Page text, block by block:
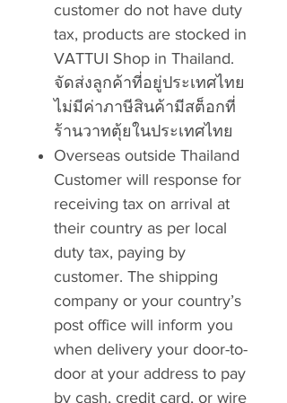
customer do not have duty
tax, products are stocked in
VATTUI Shop in Thailand.
จัดส่งลูกค้าที่อยู่ประเทศไทย
ไม่มีค่าภาษีสินค้ามีสต็อกที่
ร้านวาทตุ้ยในประเทศไทย
Overseas outside Thailand
Customer will response for
receiving tax on arrival at
their country as per local
duty tax, paying by
customer. The shipping
company or your country’s
post office will inform you
when delivery your door-to-
door at your address to pay
by cash, credit card, or wire